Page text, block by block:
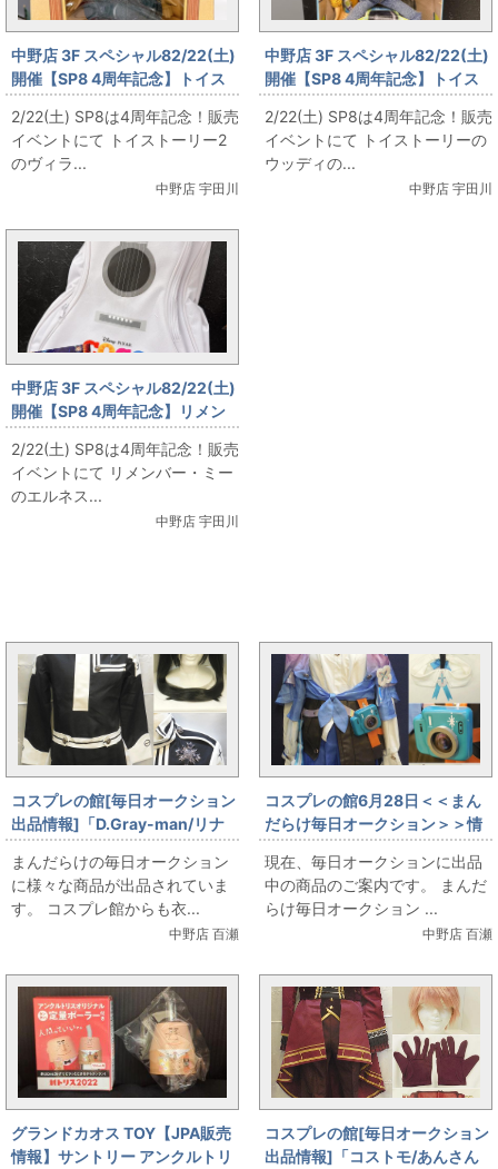
中野店 3F スペシャル82/22(土)
開催【SP8 4周年記念】トイス
トーリー2 プロスペクター を販
売します！
2/22(土) SP8は4周年記念！販売
イベントにて トイストーリー2
のヴィラ...
中野店 宇田川
中野店 3F スペシャル82/22(土)
開催【SP8 4周年記念】トイス
トーリー ウッディのトーキング
フィギュア を販売します！
2/22(土) SP8は4周年記念！販売
イベントにて トイストーリーの
ウッディの...
中野店 宇田川
中野店 3F スペシャル82/22(土)
開催【SP8 4周年記念】リメン
バー・ミー ギター型スリングバ
ッグ を販売します！
2/22(土) SP8は4周年記念！販売
イベントにて リメンバー・ミー
のエルネス...
中野店 宇田川
コスプレの館[毎日オークション
出品情報]「D.Gray-man/リナ
リー・リー/初期教団服/ウィッ
グ付き/女性用Mサイズ程度(日
本サイズ)/コスプレ衣装」を出
品しています
まんだらけの毎日オークション
に様々な商品が出品されていま
す。 コスプレ館からも衣...
中野店 百瀬
コスプレの館6月28日＜＜まん
だらけ毎日オークション＞＞情
報です
現在、毎日オークションに出品
中の商品のご案内です。 まんだ
らけ毎日オークション ...
中野店 百瀬
グランドカオス TOY【JPA販売
情報】サントリー アンクルトリ
コスプレの館[毎日オークション
出品情報]「コストモ/あんさん